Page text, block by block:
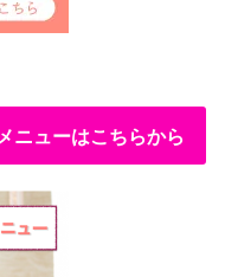
ニューはこちらから